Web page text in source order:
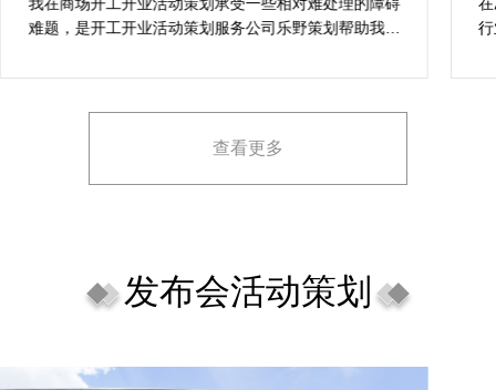
案精选
难题，是开工开业活动策划服务公司乐野策划帮助我完
场开工开业活动策划堪称完美，下次有计划还会选择乐
查看更多
发布会活动策划